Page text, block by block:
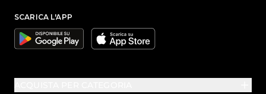
SCARICA L'APP
Google Apple